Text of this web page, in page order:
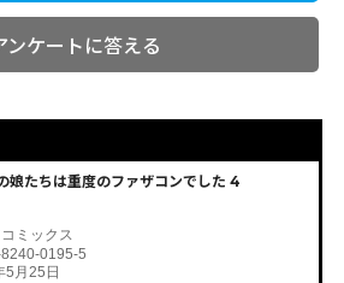
ンケートに答える
娘たちは重度のファザコンでした 4
ミックス
0195-5
5月25日